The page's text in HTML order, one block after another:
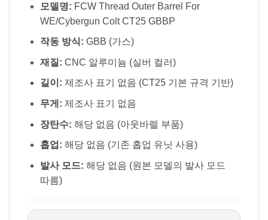
모델명: FCW Thread Outer Barrel For
WE/Cybergun Colt CT25 GBBP
작동 방식: GBB (가스)
재질: CNC 알루미늄 (실버 컬러)
길이: 제조사 표기 없음 (CT25 기본 규격 기반)
무게: 제조사 표기 없음
장탄수: 해당 없음 (아웃바렐 부품)
홉업: 해당 없음 (기존 홉업 유닛 사용)
발사 모드: 해당 없음 (원본 모델의 발사 모드
따름)